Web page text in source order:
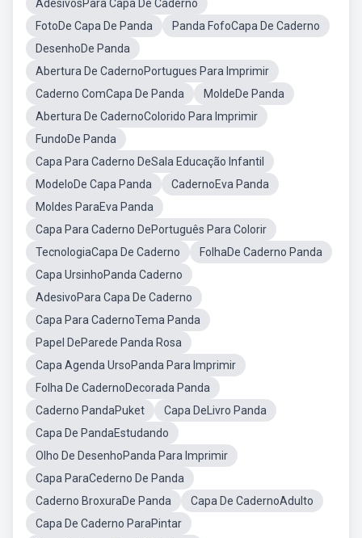
AdesivosPara Capa De Caderno
FotoDe Capa De Panda
Panda FofoCapa De Caderno
DesenhoDe Panda
Abertura De CadernoPortugues Para Imprimir
Caderno ComCapa De Panda
MoldeDe Panda
Abertura De CadernoColorido Para Imprimir
FundoDe Panda
Capa Para Caderno DeSala Educação Infantil
ModeloDe Capa Panda
CadernoEva Panda
Moldes ParaEva Panda
Capa Para Caderno DePortuguês Para Colorir
TecnologiaCapa De Caderno
FolhaDe Caderno Panda
Capa UrsinhoPanda Caderno
AdesivoPara Capa De Caderno
Capa Para CadernoTema Panda
Papel DeParede Panda Rosa
Capa Agenda UrsoPanda Para Imprimir
Folha De CadernoDecorada Panda
Caderno PandaPuket
Capa DeLivro Panda
Capa De PandaEstudando
Olho De DesenhoPanda Para Imprimir
Capa ParaCederno De Panda
Caderno BroxuraDe Panda
Capa De CadernoAdulto
Capa De Caderno ParaPintar